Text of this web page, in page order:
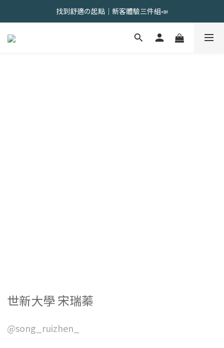
會員限定 | 女內褲任選3件現折120元，6件現折350元
找到舒適の起點｜新客體驗三件組📣
會員限定 | 女內褲任選3件現折120元，6件現折350元
世新大學 宋瑞蓁
@song_ruizhen_